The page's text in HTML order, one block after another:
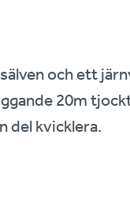
och ett
20m
del kvicklera.